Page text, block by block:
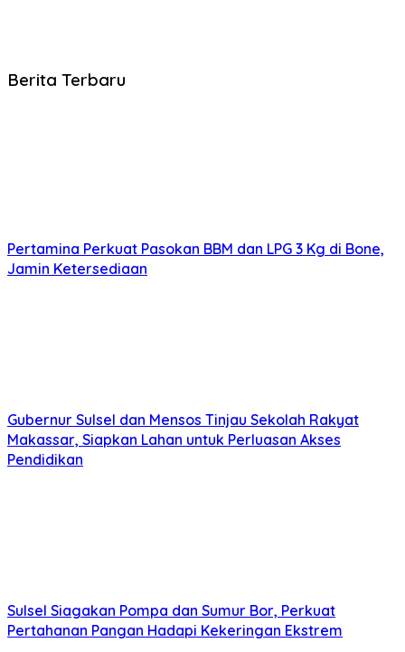
Berita Terbaru
Pertamina Perkuat Pasokan BBM dan LPG 3 Kg di Bone,
Jamin Ketersediaan
Gubernur Sulsel dan Mensos Tinjau Sekolah Rakyat
Makassar, Siapkan Lahan untuk Perluasan Akses
Pendidikan
Sulsel Siagakan Pompa dan Sumur Bor, Perkuat
Pertahanan Pangan Hadapi Kekeringan Ekstrem